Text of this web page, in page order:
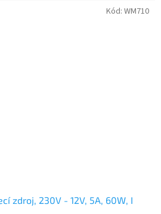
zdroj, 230V - 12V, 5A, 60W, I
Kód: WM710